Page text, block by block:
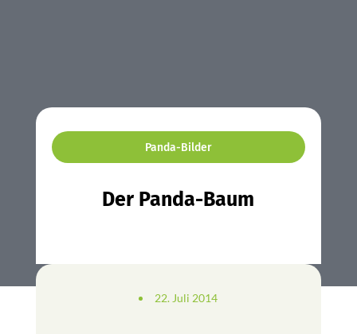
Panda-Bilder
Der Panda-Baum
22. Juli 2014